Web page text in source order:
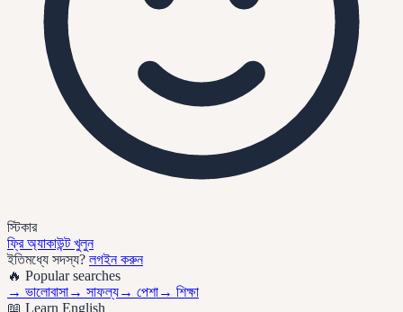
স্টিকার
ফ্রি অ্যাকাউন্ট খুলুন
ইতিমধ্যে সদস্য? লগইন করুন
🔥 Popular searches
→ ভালোবাসা→ সাফল্য→ পেশা→ শিক্ষা
📖 Learn English